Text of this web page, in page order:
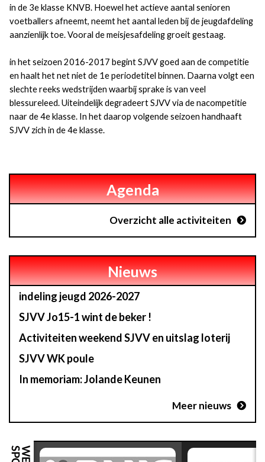
in de 3e klasse KNVB. Hoewel het actieve aantal senioren
voetballers afneemt, neemt het aantal leden bij de jeugdafdeling
aanzienlijk toe. Vooral de meisjesafdeling groeit gestaag.
in het seizoen 2016-2017 begint SJVV goed aan de competitie
en haalt het net niet de 1e periodetitel binnen. Daarna volgt een
slechte reeks wedstrijden waarbij sprake is van veel
blessureleed. Uiteindelijk degradeert SJVV via de nacompetitie
naar de 4e klasse. In het daarop volgende seizoen handhaaft
SJVV zich in de 4e klasse.
Agenda
Overzicht alle activiteiten
Nieuws
indeling jeugd 2026-2027
SJVV Jo15-1 wint de beker !
Activiteiten weekend SJVV en uitslag loterij
SJVV WK poule
In memoriam: Jolande Keunen
Meer nieuws